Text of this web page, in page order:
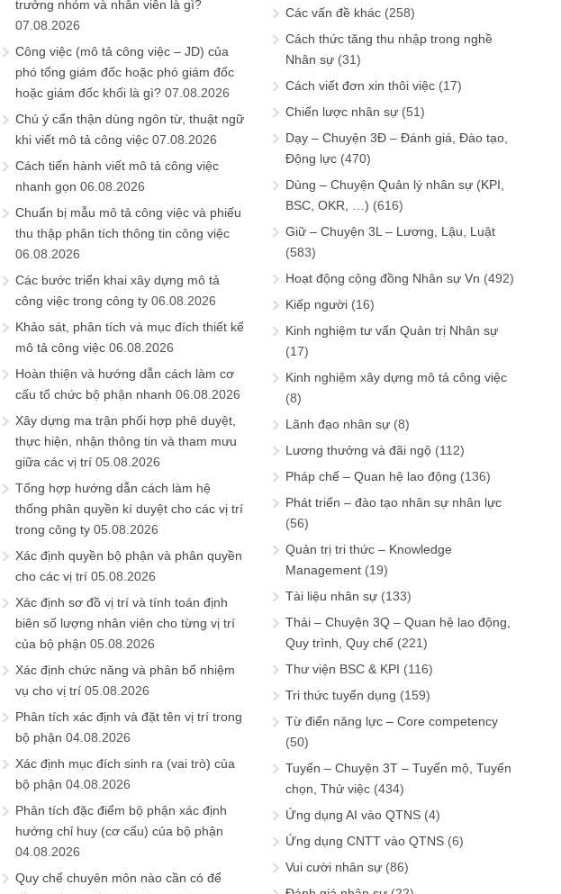
trưởng nhóm và nhân viên là gì?
07.08.2026
Công việc (mô tả công việc – JD) của
phó tổng giám đốc hoặc phó giám đốc
hoặc giám đốc khối là gì? 07.08.2026
Chú ý cẩn thận dùng ngôn từ, thuật ngữ
khi viết mô tả công việc 07.08.2026
Cách tiến hành viết mô tả công việc
nhanh gọn 06.08.2026
Chuẩn bị mẫu mô tả công việc và phiếu
thu thập phân tích thông tin công việc
06.08.2026
Các bước triển khai xây dựng mô tả
công việc trong công ty 06.08.2026
Khảo sát, phân tích và mục đích thiết kế
mô tả công việc 06.08.2026
Hoàn thiện và hướng dẫn cách làm cơ
cấu tổ chức bộ phận nhanh 06.08.2026
Xây dựng ma trận phối hợp phê duyệt,
thực hiện, nhận thông tin và tham mưu
giữa các vị trí 05.08.2026
Tổng hợp hướng dẫn cách làm hệ
thống phân quyền kí duyệt cho các vị trí
trong công ty 05.08.2026
Xác định quyền bộ phận và phân quyền
cho các vị trí 05.08.2026
Xác định sơ đồ vị trí và tính toán định
biên số lượng nhân viên cho từng vị trí
của bộ phận 05.08.2026
Xác định chức năng và phân bổ nhiệm
vụ cho vị trí 05.08.2026
Phân tích xác định và đặt tên vị trí trong
bộ phận 04.08.2026
Xác định mục đích sinh ra (vai trò) của
bộ phận 04.08.2026
Phân tích đặc điểm bộ phận xác định
hướng chỉ huy (cơ cấu) của bộ phận
04.08.2026
Quy chế chuyên môn nào cần có để
Các vấn đề khác (258)
Cách thức tăng thu nhập trong nghề
Nhân sự (31)
Cách viết đơn xin thôi việc (17)
Chiến lược nhân sự (51)
Dạy – Chuyện 3Đ – Đánh giá, Đào tạo,
Động lực (470)
Dùng – Chuyện Quản lý nhân sự (KPI,
BSC, OKR, …) (616)
Giữ – Chuyện 3L – Lương, Lậu, Luật
(583)
Hoạt động cộng đồng Nhân sự Vn (492)
Kiếp người (16)
Kinh nghiệm tư vấn Quản trị Nhân sự
(17)
Kinh nghiệm xây dựng mô tả công việc
(8)
Lãnh đạo nhân sự (8)
Lương thưởng và đãi ngộ (112)
Pháp chế – Quan hệ lao động (136)
Phát triển – đào tạo nhân sự nhân lực
(56)
Quản trị tri thức – Knowledge
Management (19)
Tài liệu nhân sự (133)
Thải – Chuyện 3Q – Quan hệ lao động,
Quy trình, Quy chế (221)
Thư viện BSC & KPI (116)
Tri thức tuyển dụng (159)
Từ điển năng lực – Core competency
(50)
Tuyển – Chuyện 3T – Tuyển mộ, Tuyển
chọn, Thử việc (434)
Ứng dụng AI vào QTNS (4)
Ứng dụng CNTT vào QTNS (6)
Vui cười nhân sự (86)